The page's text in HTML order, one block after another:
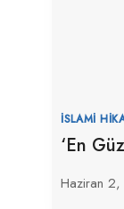
İSLAMI
‘En
Haziran